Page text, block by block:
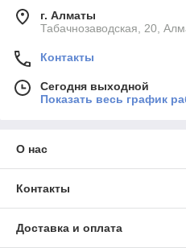
г. Алматы
Табачнозаводская, 20,
Контакты
Сегодня выходной
Показать весь график
О нас
Контакты
Доставка и оплата